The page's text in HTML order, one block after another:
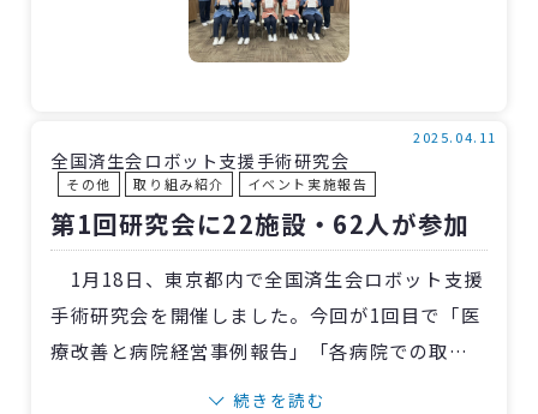
ったこと、かけられてうれしかった言葉を次の
新人看護師に対して心掛けてくれればと思いま
盛り上げていきましょう！
全国済生会ロボット支援手術研究会
その他 取り組み紹介 イベント実施報告
2025.04.11
第1回研究会に22施設・62人が参加
1月18日、東京都内で全国済生会ロボット支援
手術研究会を開催しました。今回が1回目で「医
療改善と病院経営事例報告」「各病院での取り
組みの情報共有」を目的に、22施設から医師・
続きを読む